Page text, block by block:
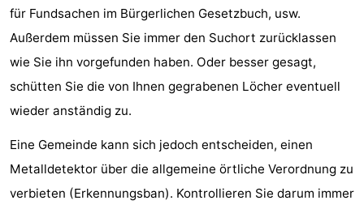
für Fundsachen im Bürgerlichen Gesetzbuch, usw.
Außerdem müssen Sie immer den Suchort zurücklassen
wie Sie ihn vorgefunden haben. Oder besser gesagt,
schütten Sie die von Ihnen gegrabenen Löcher eventuell
wieder anständig zu.
Eine Gemeinde kann sich jedoch entscheiden, einen
Metalldetektor über die allgemeine örtliche Verordnung zu
verbieten (Erkennungsban). Kontrollieren Sie darum immer